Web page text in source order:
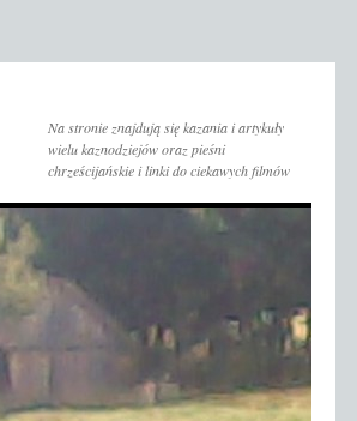
Na stronie znajdują się kazania i artykuły
wielu kaznodziejów oraz pieśni
chrześcijańskie i linki do ciekawych filmów